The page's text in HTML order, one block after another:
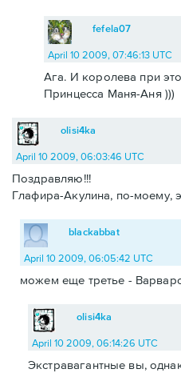
fefela07
April 10 2009, 07:46:13 UTC
Ага. И королева при
Принцесса Маня-Аня )))
olisi4ka
April 10 2009, 06:03:46 UTC
Поздравляю!!!
Глафира-Акулина, по-моему,
blackabbat
April 10 2009, 06:05:42 UTC
можем еще третье -
olisi4ka
April 10 2009, 06:14:26 UTC
Экстравагантные вы,